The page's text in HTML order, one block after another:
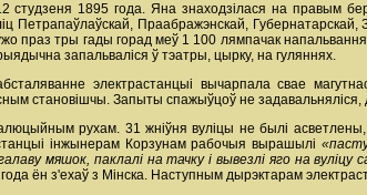
студзеня 1895 года. Яна знаходзілася на правым
Петрапаўлаўскай, Праабражэнскай,
праз тры гады горад меў 1 100 лямпачак
запальваліся ў тэатры, цырку, на гуляннях.
электрастанцыі вычарпала свае
становішчы. Запыты спажыўцоў не
рухам. 31 жніўня вуліцы не былі
інжынерам Корзунам рабочыя вырашылі
мяшок, паклалі на тачку і вывезлі яго на
ён з'ехаў з Мінска. Наступным дырэктарам